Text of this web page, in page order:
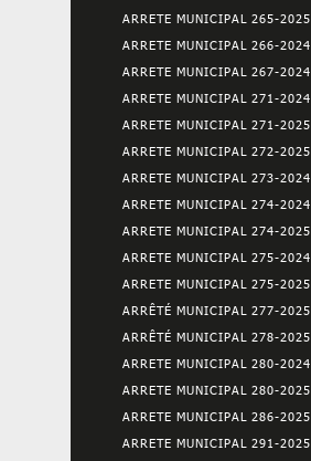
ARRETE MUNICIPAL 265-2025
ARRETE MUNICIPAL 266-2024
ARRETE MUNICIPAL 267-2024
ARRETE MUNICIPAL 271-2024
ARRETE MUNICIPAL 271-2025
ARRETE MUNICIPAL 272-2025
ARRETE MUNICIPAL 273-2024
ARRETE MUNICIPAL 274-2024
ARRETE MUNICIPAL 274-2025
ARRETE MUNICIPAL 275-2024
ARRETE MUNICIPAL 275-2025
ARRÊTÉ MUNICIPAL 277-2025
ARRÊTÉ MUNICIPAL 278-2025
ARRETE MUNICIPAL 280-2024
ARRETE MUNICIPAL 280-2025
ARRETE MUNICIPAL 286-2025
ARRETE MUNICIPAL 291-2025